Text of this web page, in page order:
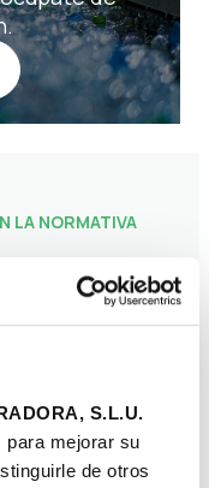
S.L.U.
mejorar su
de otros
LA NORMATIVA
tienes
servicios para
y
nivel.
para